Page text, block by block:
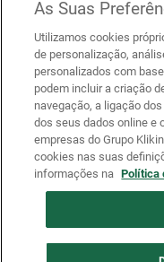
As Suas
Utilizamos cookies
de personalização,
personalizados com
podem incluir a criação
navegação, a ligação
dos seus dados online e
empresas do Grupo
cookies nas suas
informações na Política